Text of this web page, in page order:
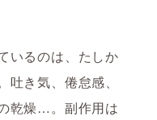
いるのは、たしか
き気、倦怠感、
乾燥…。副作用は